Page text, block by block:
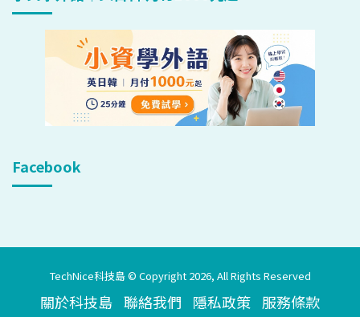
Facebook
TechNice科技島 © Copyright 2026, All Rights Reserved
關於科技島 聯絡我們 隱私政策 服務條款